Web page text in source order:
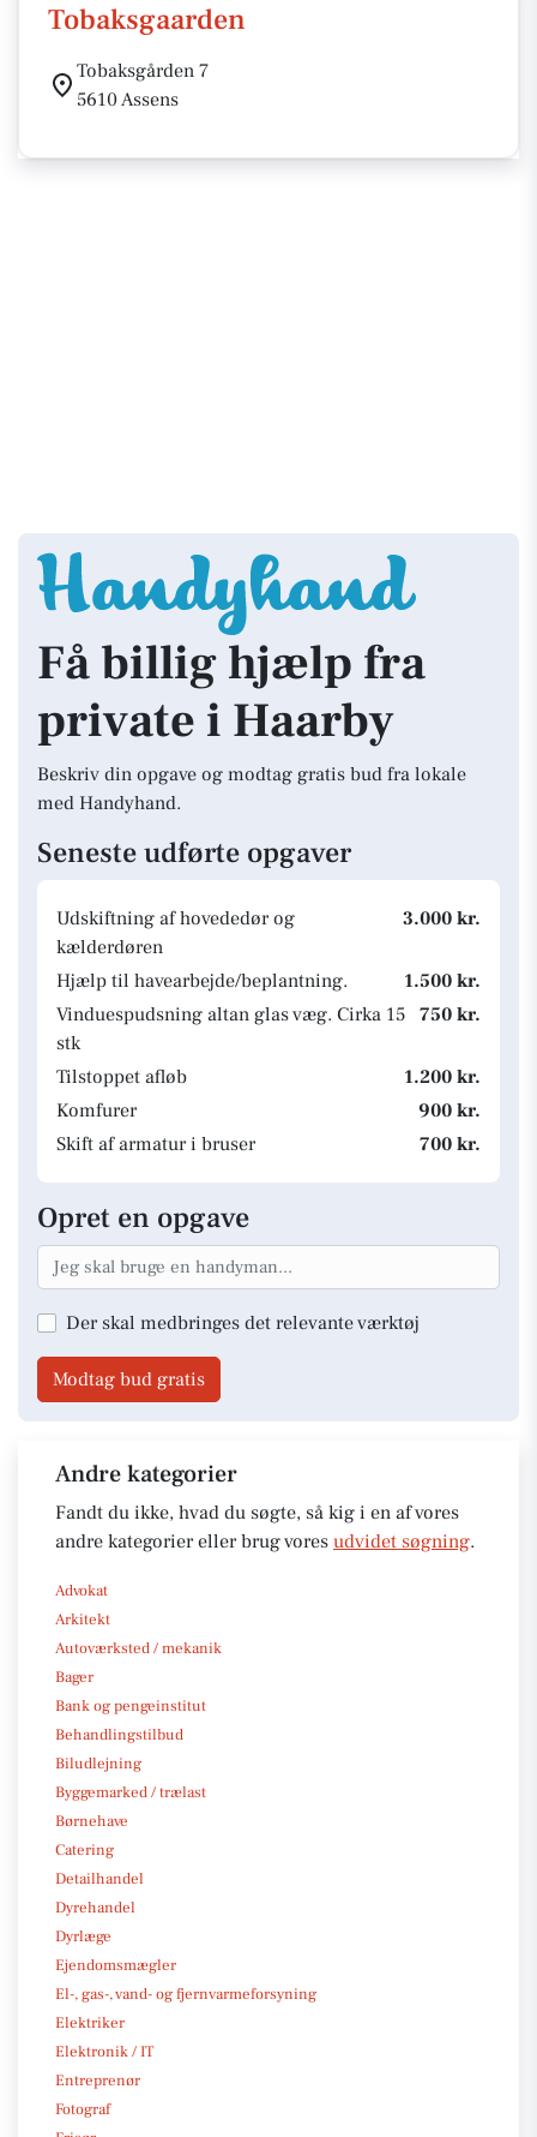
Tobaksgaarden
Tobaksgården 7
5610 Assens
Få billig hjælp fra
private i Haarby
Beskriv din opgave og modtag gratis bud fra lokale
med Handyhand.
Seneste udførte opgaver
Udskiftning af hovededør og
kælderdøren
3.000 kr.
Hjælp til havearbejde/beplantning.
1.500 kr.
Vinduespudsning altan glas væg. Cirka 15
stk
750 kr.
Tilstoppet afløb
1.200 kr.
Komfurer
900 kr.
Skift af armatur i bruser
700 kr.
Opret en opgave
Der skal medbringes det relevante værktøj
Modtag bud gratis
Andre kategorier
Fandt du ikke, hvad du søgte, så kig i en af vores
andre kategorier eller brug vores udvidet søgning.
Advokat
Arkitekt
Autoværksted / mekanik
Bager
Bank og pengeinstitut
Behandlingstilbud
Biludlejning
Byggemarked / trælast
Børnehave
Catering
Detailhandel
Dyrehandel
Dyrlæge
Ejendomsmægler
El-, gas-, vand- og fjernvarmeforsyning
Elektriker
Elektronik / IT
Entreprenør
Fotograf